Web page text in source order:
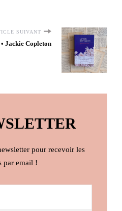
SUIVANT
Jackie Copleton
pour recevoir les
par email !